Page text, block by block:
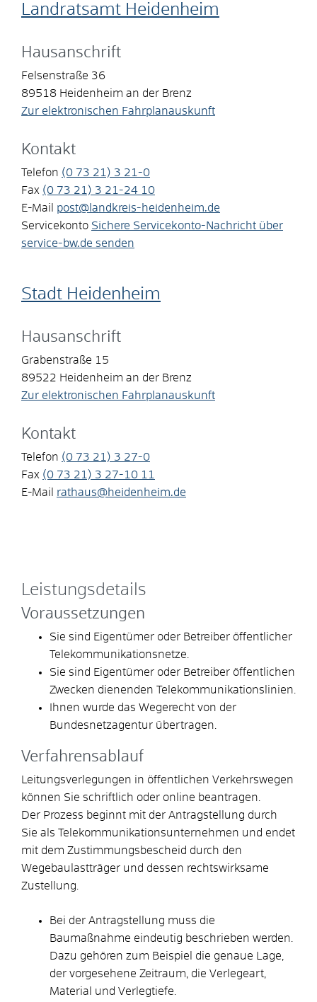
Landratsamt Heidenheim
Hausanschrift
Felsenstraße 36
89518 Heidenheim an der Brenz
Zur elektronischen Fahrplanauskunft
Kontakt
Telefon (0 73 21) 3 21-0
Fax (0 73 21) 3 21-24 10
E-Mail
post@landkreis-heidenheim.de
Servicekonto Sichere Servicekonto-Nachricht über
service-bw.de senden
Stadt Heidenheim
Hausanschrift
Grabenstraße 15
89522 Heidenheim an der Brenz
Zur elektronischen Fahrplanauskunft
Kontakt
Telefon (0 73 21) 3 27-0
Fax (0 73 21) 3 27-10 11
E-Mail
rathaus@heidenheim.de
Leistungsdetails
Voraussetzungen
Sie sind Eigentümer oder Betreiber öffentlicher
Telekommunikationsnetze.
Sie sind Eigentümer oder Betreiber öffentlichen
Zwecken dienenden Telekommunikationslinien.
Ihnen wurde das Wegerecht von der
Bundesnetzagentur übertragen.
Verfahrensablauf
Leitungsverlegungen in öffentlichen Verkehrswegen
können Sie schriftlich oder online beantragen.
Der Prozess beginnt mit der Antragstellung durch
Sie als Telekommunikationsunternehmen und endet
mit dem Zustimmungsbescheid durch den
Wegebaulastträger und dessen rechtswirksame
Zustellung.
Bei der Antragstellung muss die
Baumaßnahme eindeutig beschrieben werden.
Dazu gehören zum Beispiel die genaue Lage,
der vorgesehene Zeitraum, die Verlegeart,
Material und Verlegtiefe.